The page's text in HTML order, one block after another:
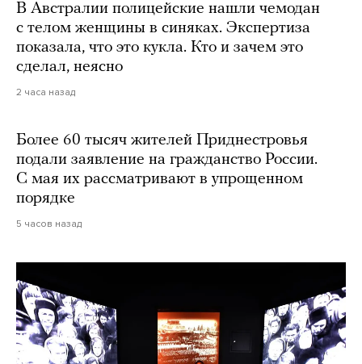
В Австралии полицейские нашли чемодан
с телом женщины в синяках. Экспертиза
показала, что это кукла. Кто и зачем это
сделал, неясно
2 часа назад
Более 60 тысяч жителей Приднестровья
подали заявление на гражданство России.
С мая их рассматривают в упрощенном
порядке
5 часов назад